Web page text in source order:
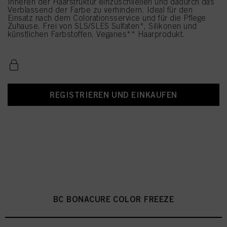
Verblassend der Farbe zu verhindern. Ideal für den
Einsatz nach dem Colorationsservice und für die Pflege
Zuhause. Frei von SLS/SLES Sulfaten*, Silikonen und
künstlichen Farbstoffen. Veganes** Haarprodukt.
REGISTRIEREN UND EINKAUFEN
BC BONACURE COLOR FREEZE